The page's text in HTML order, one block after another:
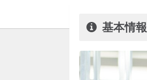
基本情報